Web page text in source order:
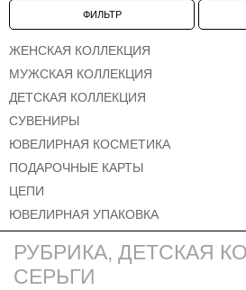
ФИЛЬТР
ЖЕНСКАЯ КОЛЛЕКЦИЯ
МУЖСКАЯ КОЛЛЕКЦИЯ
ДЕТСКАЯ КОЛЛЕКЦИЯ
СУВЕНИРЫ
ЮВЕЛИРНАЯ КОСМЕТИКА
ПОДАРОЧНЫЕ КАРТЫ
ЦЕПИ
ЮВЕЛИРНАЯ УПАКОВКА
РУБРИКА, ДЕТСКАЯ
СЕРЬГИ